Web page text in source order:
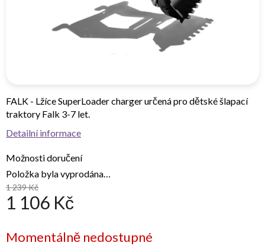
1 239 Kč
1 106 Kč
cena:
Momentálně nedostupné
Možnosti doručení
Položka byla vyprodána…
FALK - Lžíce SuperLoader charger určená pro dětské šlapací
traktory Falk 3-7 let.
Detailní informace